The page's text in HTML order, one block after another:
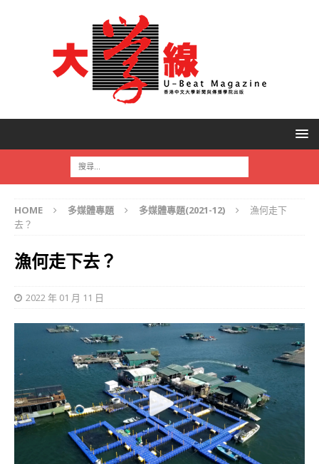
HOME 多媒體專題 多媒體專題(2021-12)
漁何走下
去？
漁何走下去？
2022 年 01 月 11 日